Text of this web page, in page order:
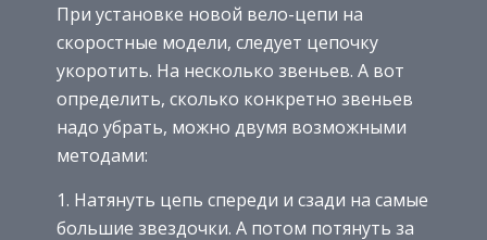
При установке новой вело-цепи на
скоростные модели, следует цепочку
укоротить. На несколько звеньев. А вот
определить, сколько конкретно звеньев
надо убрать, можно двумя возможными
методами:
Натянуть цепь спереди и сзади на самые
большие звездочки. А потом потянуть за